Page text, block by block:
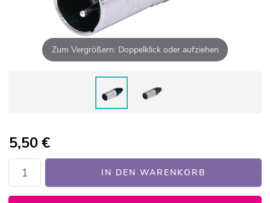
Zum Vergrößern: Doppelklick oder aufziehen
5,50€
IN DEN WARENKORB